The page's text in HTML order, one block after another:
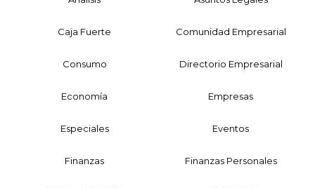
Caja Fuerte Comunidad Empresarial
Consumo Directorio Empresarial
Economía Empresas
Especiales Eventos
Finanzas Finanzas Personales